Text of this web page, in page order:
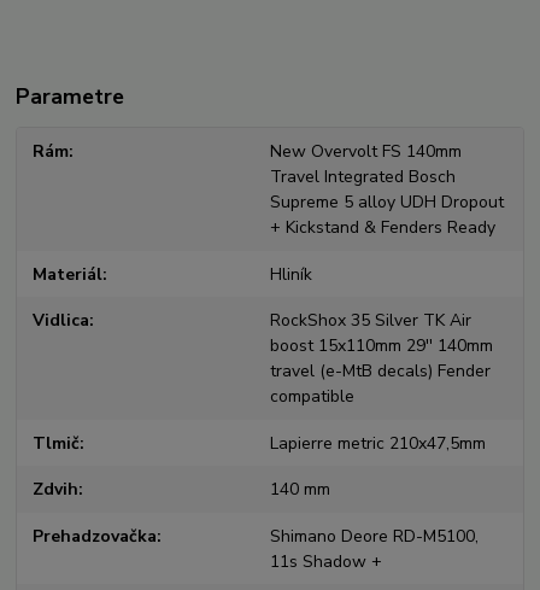
Parametre
Rám
New Overvolt FS 140mm
Travel Integrated Bosch
Supreme 5 alloy UDH Dropout
+ Kickstand & Fenders Ready
Materiál Hliník
Vidlica
RockShox 35 Silver TK Air
boost 15x110mm 29'' 140mm
travel (e-MtB decals) Fender
compatible
Tlmič Lapierre metric 210x47,5mm
Zdvih 140 mm
Prehadzovačka
Shimano Deore RD-M5100,
11s Shadow +